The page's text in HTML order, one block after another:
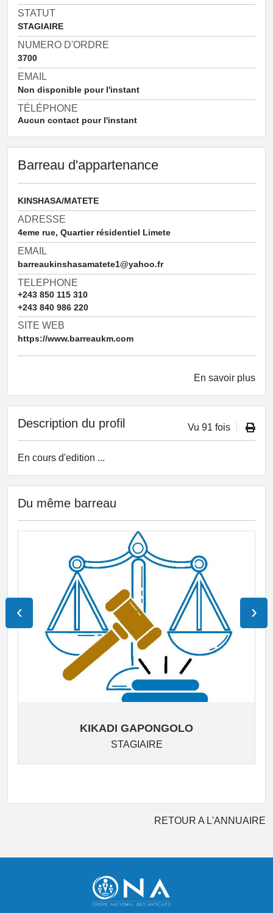
STATUT
STAGIAIRE
NUMERO D'ORDRE
3700
EMAIL
Non disponible pour l'instant
TÉLÉPHONE
Aucun contact pour l'instant
Barreau d'appartenance
KINSHASA/MATETE
ADRESSE
4eme rue, Quartier résidentiel Limete
EMAIL
barreaukinshasamatete1@yahoo.fr
TELEPHONE
+243 850 115 310
+243 840 986 220
SITE WEB
https://www.barreaukm.com
En savoir plus
Description du profil Vu 91 fois
En cours d'edition ...
Du même barreau
KIKADI GAPONGOLO
STAGIAIRE
‹ ›
RETOUR A L'ANNUAIRE